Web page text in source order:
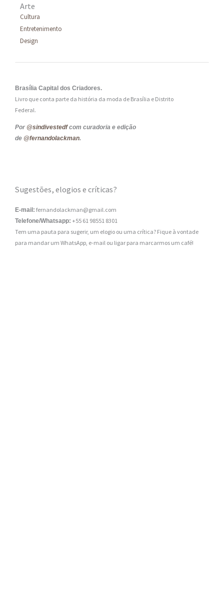
Arte
Cultura
Entretenimento
Design
Brasília Capital dos Criadores.
Livro que conta parte da história da moda de Brasília e Distrito
Federal.
Por @sindivestedfcom curadoria e edição
de @fernandolackman.
Sugestões, elogios e críticas?
E-mail: fernandolackman@gmail.com
Telefone/Whatsapp: +55 61 98551 8301
Tem uma pauta para sugerir, um elogio ou uma crítica? Fique à vontade
para mandar um WhatsApp, e-mail ou ligar para marcarmos um café!